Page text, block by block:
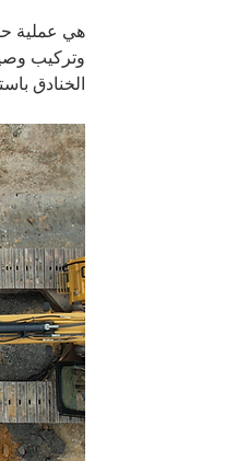
هي عملية
وتركيب
الخنادق